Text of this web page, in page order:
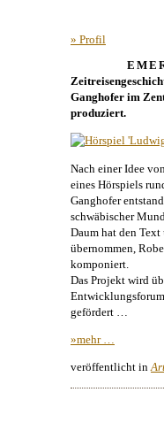
» Profil
Ganghofer im
produziert.
Nach einer Idee
eines Hörspiels
Ganghofer
schwäbischer
Daum hat den
übernommen,
komponiert.
Das Projekt wird
gefördert …
»mehr …
veröffentlicht in